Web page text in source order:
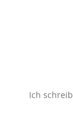
Ich